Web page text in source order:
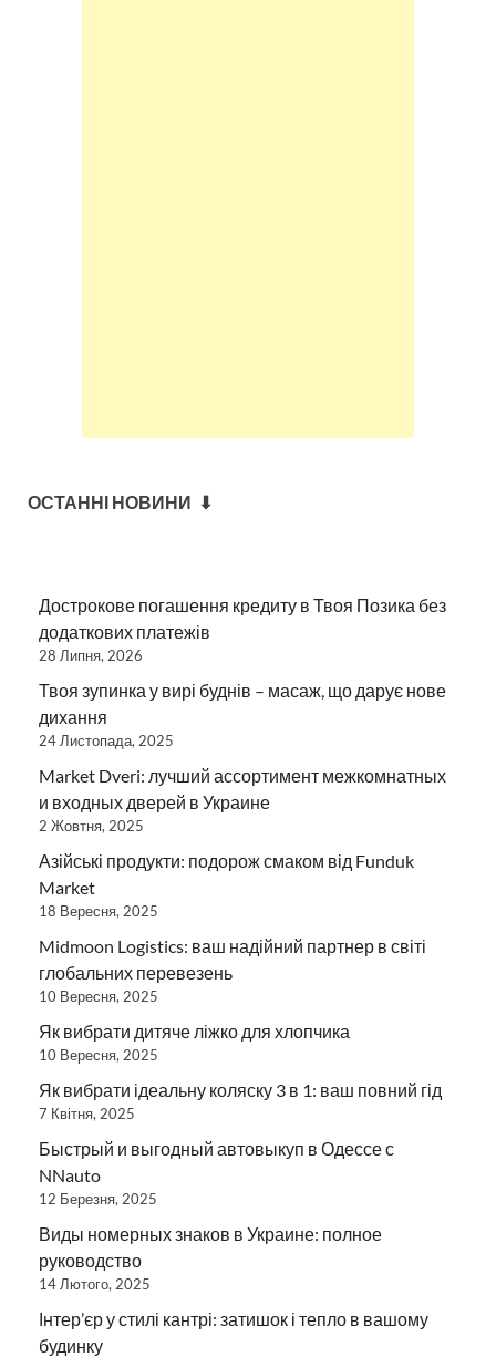
ОСТАННІ НОВИНИ ⬇
Дострокове погашення кредиту в Твоя Позика без
додаткових платежів
28 Липня, 2026
Твоя зупинка у вирі буднів – масаж, що дарує нове
дихання
24 Листопада, 2025
Market Dveri: лучший ассортимент межкомнатных
и входных дверей в Украине
2 Жовтня, 2025
Азійські продукти: подорож смаком від Funduk
Market
18 Вересня, 2025
Midmoon Logistics: ваш надійний партнер в світі
глобальних перевезень
10 Вересня, 2025
Як вибрати дитяче ліжко для хлопчика
10 Вересня, 2025
Як вибрати ідеальну коляску 3 в 1: ваш повний гід
7 Квітня, 2025
Быстрый и выгодный автовыкуп в Одессе с
NNauto
12 Березня, 2025
Виды номерных знаков в Украине: полное
руководство
14 Лютого, 2025
Інтер’єр у стилі кантрі: затишок і тепло в вашому
будинку